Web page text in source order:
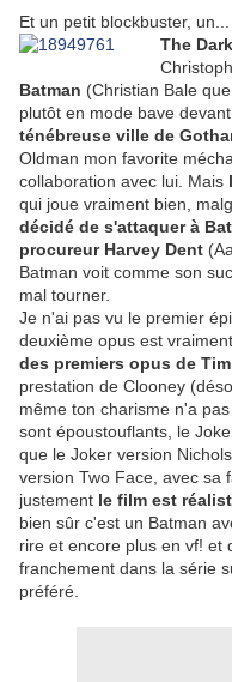
Et un petit blockbuster, un...
The
Batman (Christian Bale
plutôt en mode bave
ténébreuse ville de
Oldman mon favorite
collaboration avec lui. Mais
qui joue vraiment bien,
décidé de s'attaquer à
procureur Harvey Dent
Batman voit comme son
mal tourner.
Je n'ai pas vu le premier
deuxième opus est
des premiers opus de
prestation de Clooney
même ton charisme n'a
sont époustouflants, le
que le Joker version
version Two Face, avec sa
justement le film est
bien sûr c'est un Batman
rire et encore plus en vf! et
franchement dans la série
préféré.